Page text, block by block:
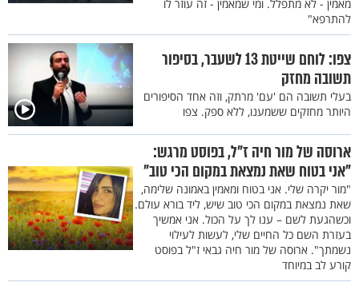
מאמין - לא מתפלל. ומי שמאמין - זה עוזר לו
להתרפא"
צפו: לוחם שייטת 13 לשעבר, בסיפור
תשובה מחזק
בעלי תשובה הם 'עם' מרתק, וזה אחד הסיפורים
היותר מחזקים ששמענו, ללא ספק. צפו
ארוסה של מור חיה ז"ל, בפוסט מרגש:
"אני בטוח שאת נמצאת במקום הכי טוב"
"מור יקרה שלי. אני בטוח ומאמין באמונה שלימה,
שאת נמצאת במקום הכי טוב שיש, ליד בורא עולם.
וכשהגעת לשם – ענו לך על הכול. אני אמשיך
בעזרת השם כל החיים שלי, לעשות לעילוי
נשמתך". ארוסה של מור חיה גבאי ז"ל בפוסט
קורע לב במיוחד